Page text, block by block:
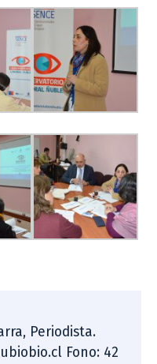
Periodista.
Fono: 42